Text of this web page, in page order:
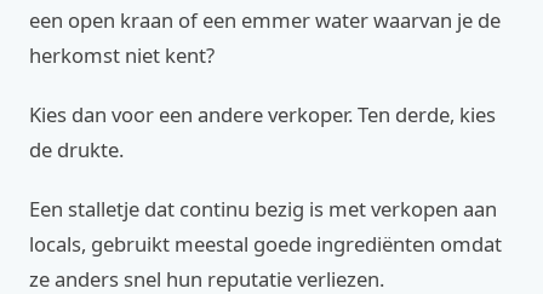
een open kraan of een emmer water waarvan je de
herkomst niet kent?
Kies dan voor een andere verkoper. Ten derde, kies
de drukte.
Een stalletje dat continu bezig is met verkopen aan
locals, gebruikt meestal goede ingrediënten omdat
ze anders snel hun reputatie verliezen.